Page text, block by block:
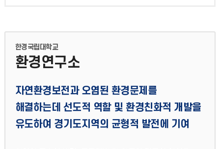
한경국립대학교
환경연구소
자연환경보전과 오염된 환경문제를
해결하는데 선도적 역할 및 환경친화적 개발을
유도하여 경기도지역의 균형적 발전에 기여